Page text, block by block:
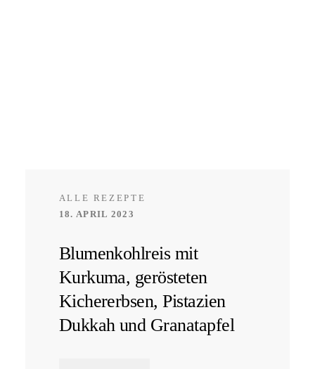
ALLE REZEPTE
18. APRIL 2023
Blumenkohlreis mit
Kurkuma, gerösteten
Kichererbsen, Pistazien
Dukkah und Granatapfel